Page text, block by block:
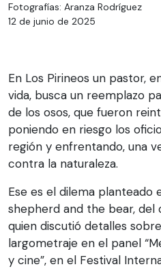
Fotografías: Aranza Rodríguez
12 de junio de 2025
En Los Pirineos un pastor,
vida, busca un reemplazo
de los osos, que fueron
poniendo en riesgo los
región y enfrentando, una
contra la naturaleza.
Ese es el dilema planteado
shepherd and the bear, del
quien discutió detalles
largometraje en el panel
y cine”, en el Festival